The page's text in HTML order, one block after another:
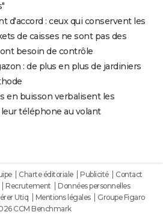
d'accord : ceux qui conservent les
de caisses ne sont pas des
besoin de contrôle
: de plus en plus de jardiniers
en buisson verbalisent les
téléphone au volant
Charte éditoriale Publicité
Contact
Recrutement
Données personnelles
Utiq Mentions légales
Groupe Figaro
CCM Benchmark